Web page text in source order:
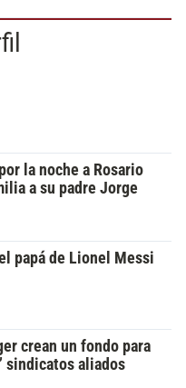
la noche a Rosario
a su padre Jorge
papá de Lionel Messi
crean un fondo para
sindicatos aliados